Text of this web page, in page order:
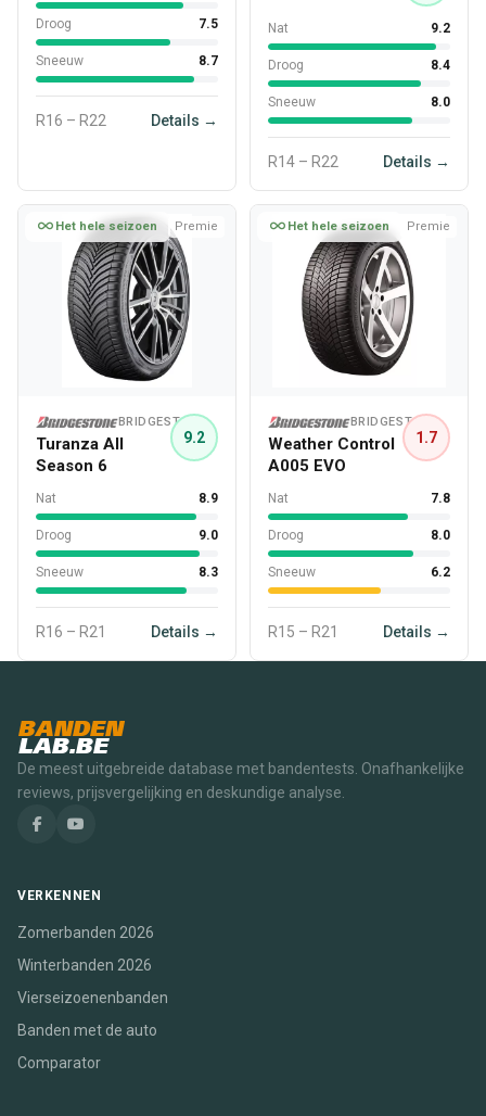
Droog 7.5
Sneeuw 8.7
R16 – R22 Details →
Nat 9.2
Droog 8.4
Sneeuw 8.0
R14 – R22 Details →
Het hele seizoen Premie
BRIDGESTONE
Turanza All
Season 6
9.2
Nat 8.9
Droog 9.0
Sneeuw 8.3
R16 – R21 Details →
Het hele seizoen Premie
BRIDGESTONE
Weather Control
A005 EVO
1.7
Nat 7.8
Droog 8.0
Sneeuw 6.2
R15 – R21 Details →
BANDEN
LAB.BE
De meest uitgebreide database met bandentests. Onafhankelijke
reviews, prijsvergelijking en deskundige analyse.
VERKENNEN
Zomerbanden 2026
Winterbanden 2026
Vierseizoenenbanden
Banden met de auto
Comparator